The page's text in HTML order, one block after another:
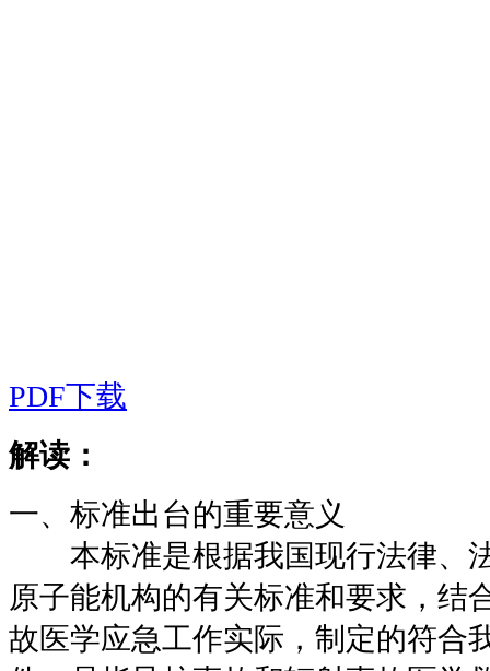
PDF下载
解读：
一、标准出台的重要意义
本标准是根据我国现行法律、
原子能机构的有关标准和要求，结
故医学应急工作实际，制定的符合